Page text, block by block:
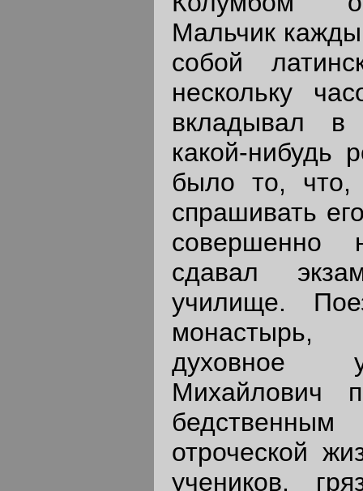
Мальчик
собой
нескольку
вкладывал в
какой-нибудь
было то, что,
спрашивать
совершенно
сдавал
училище.
духовное
Михайлович
отроческой
учеников,